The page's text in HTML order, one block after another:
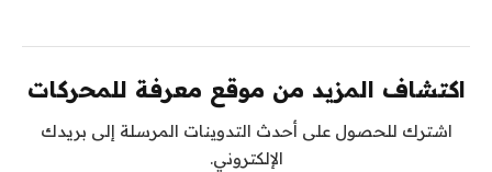
اكتشاف المزيد من موقع معرفة للمحركات
اشترك للحصول على أحدث التدوينات المرسلة إلى بريدك
الإلكتروني.